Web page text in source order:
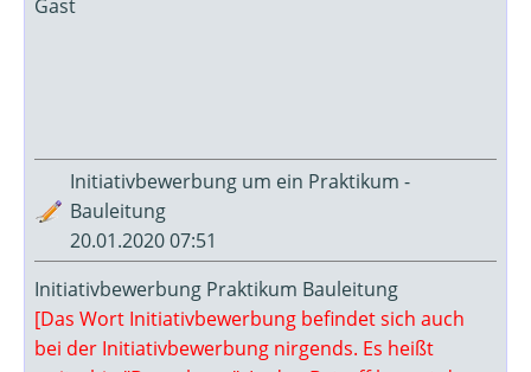
Gast
Initiativbewerbung um ein Praktikum -
Bauleitung
20.01.2020 07:51
Initiativbewerbung Praktikum Bauleitung
[Das Wort Initiativbewerbung befindet sich auch
bei der Initiativbewerbung nirgends. Es heißt